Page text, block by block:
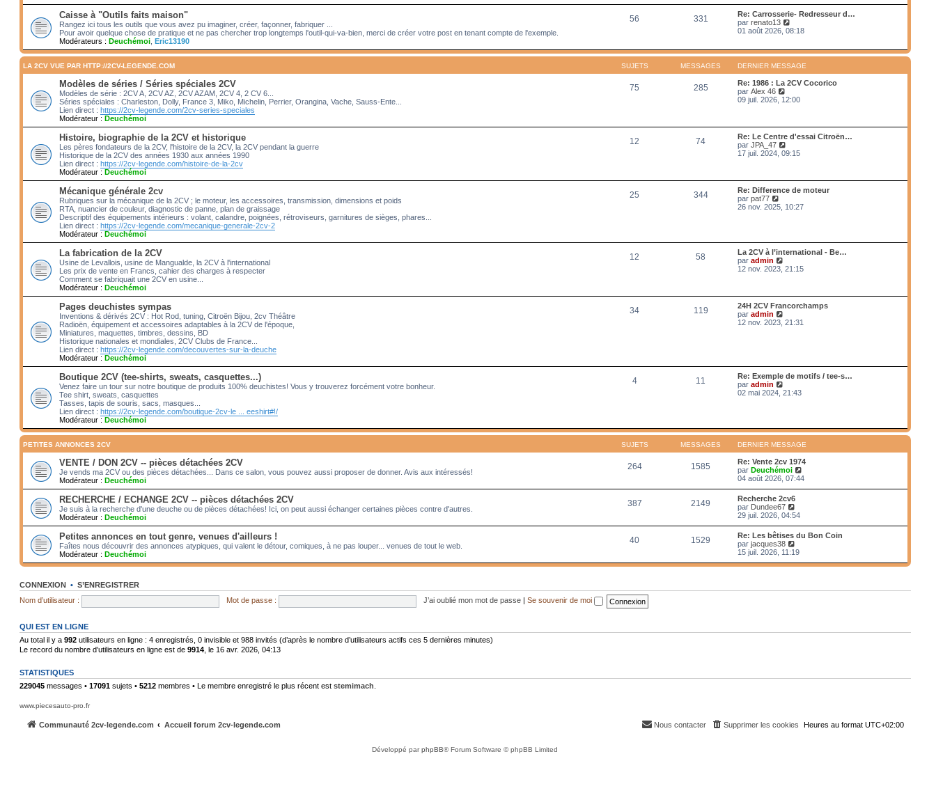
g
e
r
m
e
s
s
g
e
r
n
i
r
m
e
s
s
g
r
l
e
d
r
i
e
r
e
a
g
Caisse à "Outils faits maison"
Rangez ici tous les outils que vous avez pu imaginer, créer, façonner, fabriquer ...
Pour avoir quelque chose de pratique et ne pas chercher trop longtemps l'outil-qui-va-bien, merci de créer votre post en tenant compte de l'exemple.
Modérateurs : Deuchémoi, Eric13190
56 331
Re: Carrosserie- Redresseur d…
parrenato13
o
l
e
e
r
n
i
m
e
s
e
01 août 2026, 08:18
LA 2CV VUE PAR HTTP://2CV-LEGENDE.COM SUJETS MESSAGES DERNIER MESSAGE
Modèles de séries / Séries spéciales 2CV
Modèles de série : 2CV A, 2CV AZ, 2CV AZAM, 2CV 4, 2 CV 6...
Séries spéciales : Charleston, Dolly, France 3, Miko, Michelin, Perrier, Orangina, Vache, Sauss-Ente...
Lien direct : https://2cv-legende.com/2cv-series-speciales
Modérateur : Deuchémoi
75 285
Re: 1986 : La 2CV Cocorico
parAlex 46
o
d
e
r
e
r
e
g
e
09 juil. 2026, 12:00
Histoire, biographie de la 2CV et historique
Les pères fondateurs de la 2CV, l'histoire de la 2CV, la 2CV pendant la guerre
Historique de la 2CV des années 1930 aux années 1990
Lien direct : https://2cv-legende.com/histoire-de-la-2cv
Modérateur : Deuchémoi
12 74
Re: Le Centre d'essai Citroën…
parJPA_47
o
d
e
r
r
m
s
g
e
17 juil. 2024, 09:15
Mécanique générale 2cv
Rubriques sur la mécanique de la 2CV ; le moteur, les accessoires, transmission, dimensions et poids
RTA, nuancier de couleur, diagnostic de panne, plan de graissage
Descriptif des équipements intérieurs : volant, calandre, poignées, rétroviseurs, garnitures de sièges, phares...
Lien direct : https://2cv-legende.com/mecanique-generale-2cv-2
Modérateur : Deuchémoi
25 344
Re: Difference de moteur
parpat77
o
e
r
n
r
m
e
s
26 nov. 2025, 10:27
La fabrication de la 2CV
Usine de Levallois, usine de Mangualde, la 2CV à l'international
Les prix de vente en Francs, cahier des charges à respecter
Comment se fabriquait une 2CV en usine...
Modérateur : Deuchémoi
12 58
La 2CV à l’international - Be…
paradmin
o
d
e
r
m
e
s
12 nov. 2023, 21:15
Pages deuchistes sympas
Inventions & dérivés 2CV : Hot Rod, tuning, Citroën Bijou, 2cv Théâtre
Radioën, équipement et accessoires adaptables à la 2CV de l'époque,
Miniatures, maquettes, timbres, dessins, BD
Historique nationales et mondiales, 2CV Clubs de France...
Lien direct : https://2cv-legende.com/decouvertes-sur-la-deuche
Modérateur : Deuchémoi
34 119
24H 2CV Francorchamps
paradmin
o
e
r
n
i
e
s
a
g
e
12 nov. 2023, 21:31
Boutique 2CV (tee-shirts, sweats, casquettes...)
Venez faire un tour sur notre boutique de produits 100% deuchistes! Vous y trouverez forcément votre bonheur.
Tee shirt, sweats, casquettes
Tasses, tapis de souris, sacs, masques...
Lien direct : https://2cv-legende.com/boutique-2cv-le ... eeshirt#!/
Modérateur : Deuchémoi
4 11
Re: Exemple de motifs / tee-s…
paradmin
o
d
e
n
i
e
r
m
e
s
s
a
g
e
02 mai 2024, 21:43
PETITES ANNONCES 2CV SUJETS MESSAGES DERNIER MESSAGE
VENTE / DON 2CV -- pièces détachées 2CV
Je vends ma 2CV ou des pièces détachées... Dans ce salon, vous pouvez aussi proposer de donner. Avis aux intéressés!
Modérateur : Deuchémoi
264 1585
Re: Vente 2cv 1974
parDeuchémoi
o
e
r
e
r
04 août 2026, 07:44
RECHERCHE / ECHANGE 2CV -- pièces détachées 2CV
Je suis à la recherche d'une deuche ou de pièces détachées! Ici, on peut aussi échanger certaines pièces contre d'autres.
Modérateur : Deuchémoi
387 2149
Recherche 2cv6
par Dundee67
o
r
l
e
d
e
i
s
29 juil. 2026, 04:54
Petites annonces en tout genre, venues d'ailleurs !
Faîtes nous découvrir des annonces atypiques, qui valent le détour, comiques, à ne pas louper... venues de tout le web.
Modérateur : Deuchémoi
40 1529
Re: Les bêtises du Bon Coin
parjacques38
o
r
d
e
s
15 juil. 2026, 11:19
CONNEXION• S’ENREGISTRER
Nom d’utilisateur :
Mot de passe : J’ai oublié mon mot de passe Se souvenir de moi
QUI EST EN LIGNE
Au total il y a 992utilisateurs en ligne : 4 enregistrés, 0 invisible et 988 invités (d’après le nombre d’utilisateurs actifs ces 5 dernières minutes)
Le record du nombre d’utilisateurs en ligne est de 9914, le 16 avr. 2026, 04:13
STATISTIQUES
229045messages • 17091sujets • 5212membres • Le membre enregistré le plus récent est stemimach
www.piecesauto-pro.fr
Communauté 2cv-legende.com Accueil forum 2cv-legende.com Heures au formatUTC+02:00
Supprimer les cookies
Nous contacter
Développé parphpBB® Forum Software © phpBB Limited